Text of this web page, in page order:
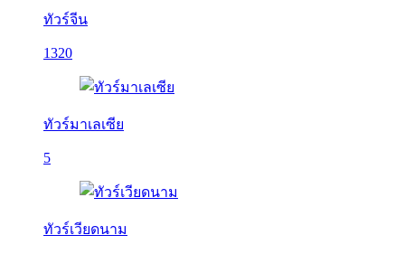
ทัวร์จีน
1320
ทัวร์มาเลเซีย
5
ทัวร์เวียดนาม